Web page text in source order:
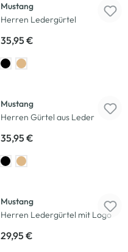
Mustang
Herren Ledergürtel
35,95 €
Mustang
Herren Gürtel aus Leder
35,95 €
Mustang
Herren Ledergürtel mit Logo
29,95 €